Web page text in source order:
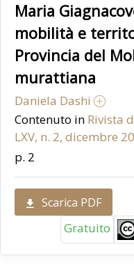
Maria
mobilità e
Provincia del
murattiana
Daniela Dashi
Contenuto in Rivista
LXV, n. 2, dicembre
p. 2
Scarica PDF
Gratuito